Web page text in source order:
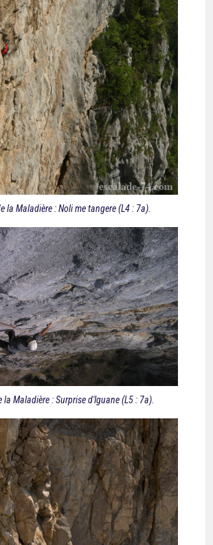
la Maladière : Noli me tangere (L4 : 7a).
la Maladière : Surprise d'Iguane (L5 : 7a).